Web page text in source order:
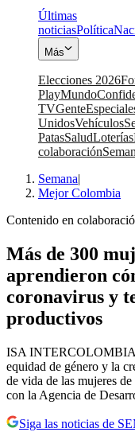
Últimas
noticiasPolítica
Más
Elecciones 2026
PlayMundo
TVGente
UnidosVehículos
PatasSaludLoterías
colaboración
Semana|
Mejor Colombia
Contenido en
Más de 300
aprendieron
coronavirus y
productivos
ISA INTERCOLOMBIA
equidad de género y la
de vida de las mujeres
con la Agencia de
Siga las noticias de